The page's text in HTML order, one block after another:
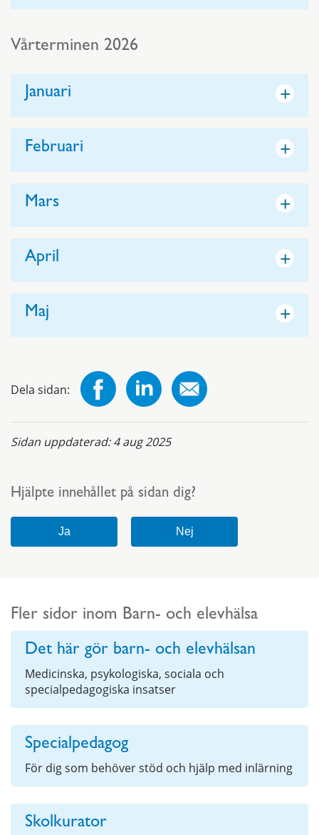
Vårterminen 2026
Januari +
Februari +
Mars +
April +
Maj +
Dela sidan:
Sidan uppdaterad:4 aug 2025
Hjälpte innehållet på sidan dig?
Fler sidor inom Barn- och elevhälsa
Det här gör barn- och elevhälsan
Medicinska, psykologiska, sociala och
specialpedagogiska insatser
Specialpedagog
För dig som behöver stöd och hjälp med inlärning
Skolkurator